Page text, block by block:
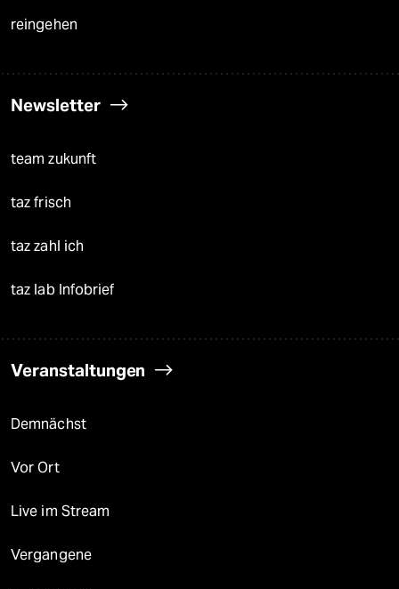
reingehen
Newsletter
team zukunft
taz frisch
taz zahl ich
taz lab Infobrief
Veranstaltungen
Demnächst
Vor Ort
Live im Stream
Vergangene